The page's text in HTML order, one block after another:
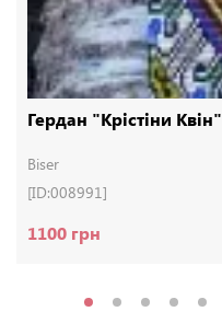
Гердан "Крістіни Квін"
Biser
[ID:008991]
1100 грн